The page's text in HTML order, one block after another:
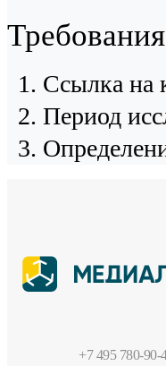
Cсылка на
Период
+7 495 780-90-